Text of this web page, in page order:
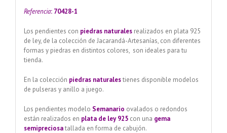
Referencia: 70428-1
Los pendientes con piedras naturalesrealizados en plata 925
de ley, de la colección de Jacarandá-Artesanías, con diferentes
formas y piedras en distintos colores, son ideales para tu
tienda.
En la colección piedras naturalestienes disponible modelos
de pulseras y anillo a juego.
Los pendientes modelo Semanario ovalados o redondos
están realizados en plata de ley 925con una gema
semipreciosatallada en forma de cabujón.